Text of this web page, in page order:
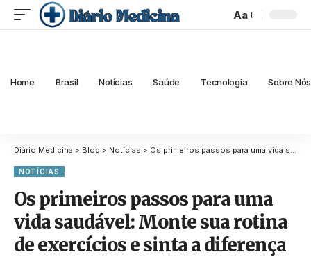
Aa
Home Brasil Notícias Saúde Tecnologia Sobre Nós
Diário Medicina > Blog > Notícias > Os primeiros passos para uma vida saudável: Monte sua rotina de exercícios e sinta a diferença
NOTÍCIAS
Os primeiros passos para uma
vida saudável: Monte sua rotina
de exercícios e sinta a diferença